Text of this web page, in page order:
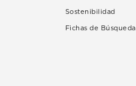
Sostenibilidad
Fichas de Búsqueda